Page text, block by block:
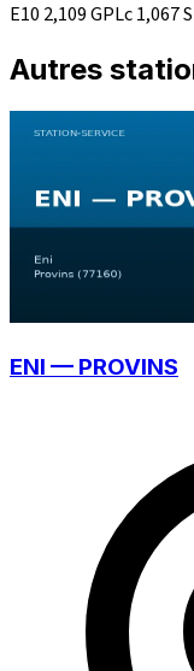
E10 2,109GPLc1,067
Autres
ENI — PROVINS